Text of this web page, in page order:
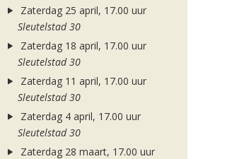
Zaterdag 25 april, 17.00 uur
Sleutelstad 30
Zaterdag 18 april, 17.00 uur
Sleutelstad 30
Zaterdag 11 april, 17.00 uur
Sleutelstad 30
Zaterdag 4 april, 17.00 uur
Sleutelstad 30
Zaterdag 28 maart, 17.00 uur